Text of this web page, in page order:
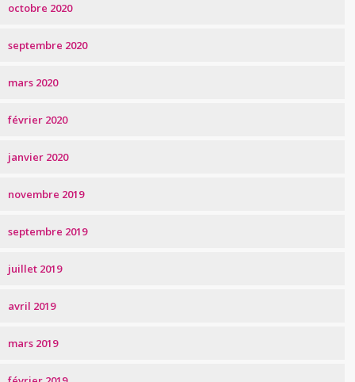
octobre 2020
septembre 2020
mars 2020
février 2020
janvier 2020
novembre 2019
septembre 2019
juillet 2019
avril 2019
mars 2019